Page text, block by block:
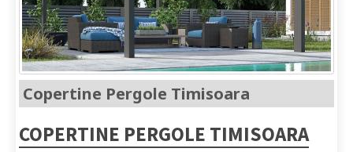
Copertine Pergole Timisoara
COPERTINE PERGOLE TIMISOARA